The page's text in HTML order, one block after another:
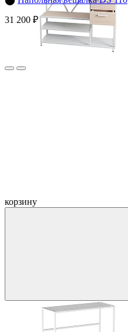
31 200 ₽
корзину